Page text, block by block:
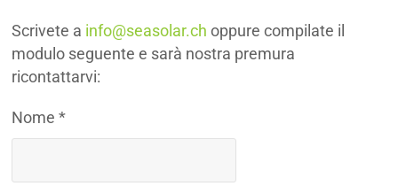
Scrivete a info@seasolar.ch oppure compilate il
modulo seguente e sarà nostra premura
ricontattarvi:
Nome *